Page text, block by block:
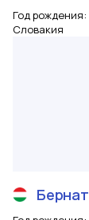
Год рождения:
Словакия
Бернат